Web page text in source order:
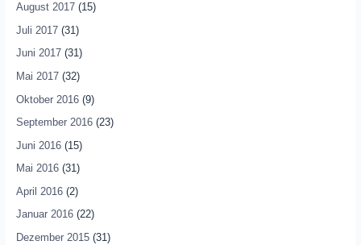
August 2017(15)
Juli 2017(31)
Juni 2017(31)
Mai 2017(32)
Oktober 2016(9)
September 2016(23)
Juni 2016(15)
Mai 2016(31)
April 2016(2)
Januar 2016(22)
Dezember 2015(31)